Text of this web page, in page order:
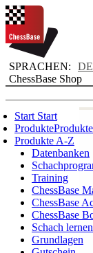
SPRACHEN:
DE
ChessBase Shop
Start Start
Produkte
Produkte A-Z
Datenbanken
Training
ChessBase
ChessBase
ChessBase
Schach lernen
Grundlagen